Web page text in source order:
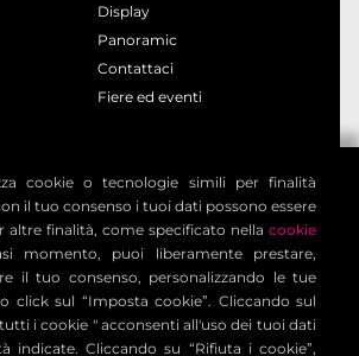
Display
Panoramic
Contattaci
Fiere ed eventi
cookie policy
informativa clienti
condizioni generali
cookie o tecnologie simili per finalità
il tuo consenso i tuoi dati possono essere
altre finalità, come specificato nella cookie
momento, puoi liberamente prestare,
il tuo consenso, personalizzando le tue
click sul “Imposta cookie”. Cliccando sul
i cookie " acconsenti all'uso dei tuoi dati
indicate. Cliccando su “Rifiuta i cookie”,